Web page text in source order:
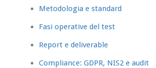
Metodologia e standard
Fasi operative del test
Report e deliverable
Compliance: GDPR, NIS2 e audit